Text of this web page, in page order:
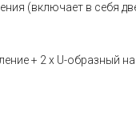
(включает в себя
+ 2 x U-образный